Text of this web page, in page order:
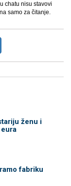
chatu nisu stavovi
samo za čitanje.
ženu i
fabriku